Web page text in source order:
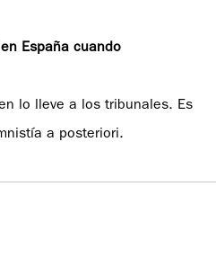
España cuando
lo lleve a los tribunales. Es
a posteriori.